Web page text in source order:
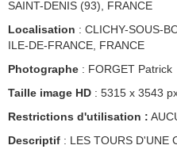
SAINT-DENIS (93), FRANCE
Localisation : CLICHY-SOUS-
ILE-DE-FRANCE, FRANCE
Photographe : FORGET Patrick
Taille image HD : 5315 x 3543
Restrictions d'utilisation :
Descriptif : LES TOURS D'UNE